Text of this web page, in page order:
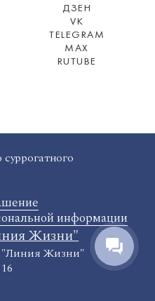
ДЗЕН
VK
TELEGRAM
MAX
RUTUBE
информации
Жизни"
"Линия Жизни"